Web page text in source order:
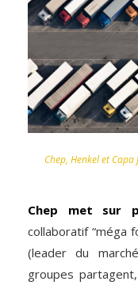
Chep, Henkel et
Chep met sur
collaboratif “méga
(leader du
groupes